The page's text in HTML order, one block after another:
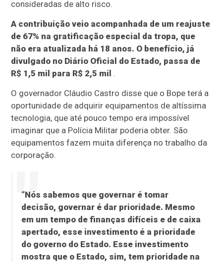
consideradas de alto risco.
A contribuição veio acompanhada de um reajuste
de 67% na gratificação especial da tropa, que
não era atualizada há 18 anos. O benefício, já
divulgado no Diário Oficial do Estado, passa de
R$ 1,5 mil para R$ 2,5 mil .
O governador Cláudio Castro disse que o Bope terá a
oportunidade de adquirir equipamentos de altíssima
tecnologia, que até pouco tempo era impossível
imaginar que a Polícia Militar poderia obter. São
equipamentos fazem muita diferença no trabalho da
corporação.
“Nós sabemos que governar é tomar
decisão, governar é dar prioridade. Mesmo
em um tempo de finanças difíceis e de caixa
apertado, esse investimento é a prioridade
do governo do Estado. Esse investimento
mostra que o Estado, sim, tem prioridade na